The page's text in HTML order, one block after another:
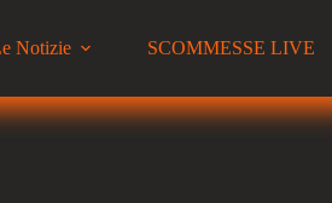
Notizie SCOMMESSE LIVE